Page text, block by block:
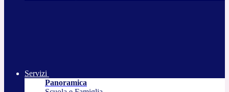
Servizi
Panoramica